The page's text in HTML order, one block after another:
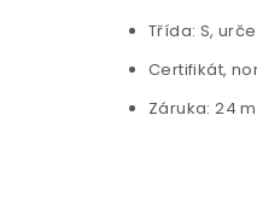
Třída: S,
Certifikát,
Záruka: 24